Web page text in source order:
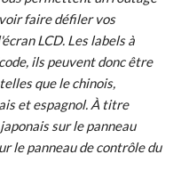
faire défiler vos
LCD. Les labels à
ils peuvent donc être
que le chinois,
et espagnol. À titre
sur le panneau
le panneau de contrôle du